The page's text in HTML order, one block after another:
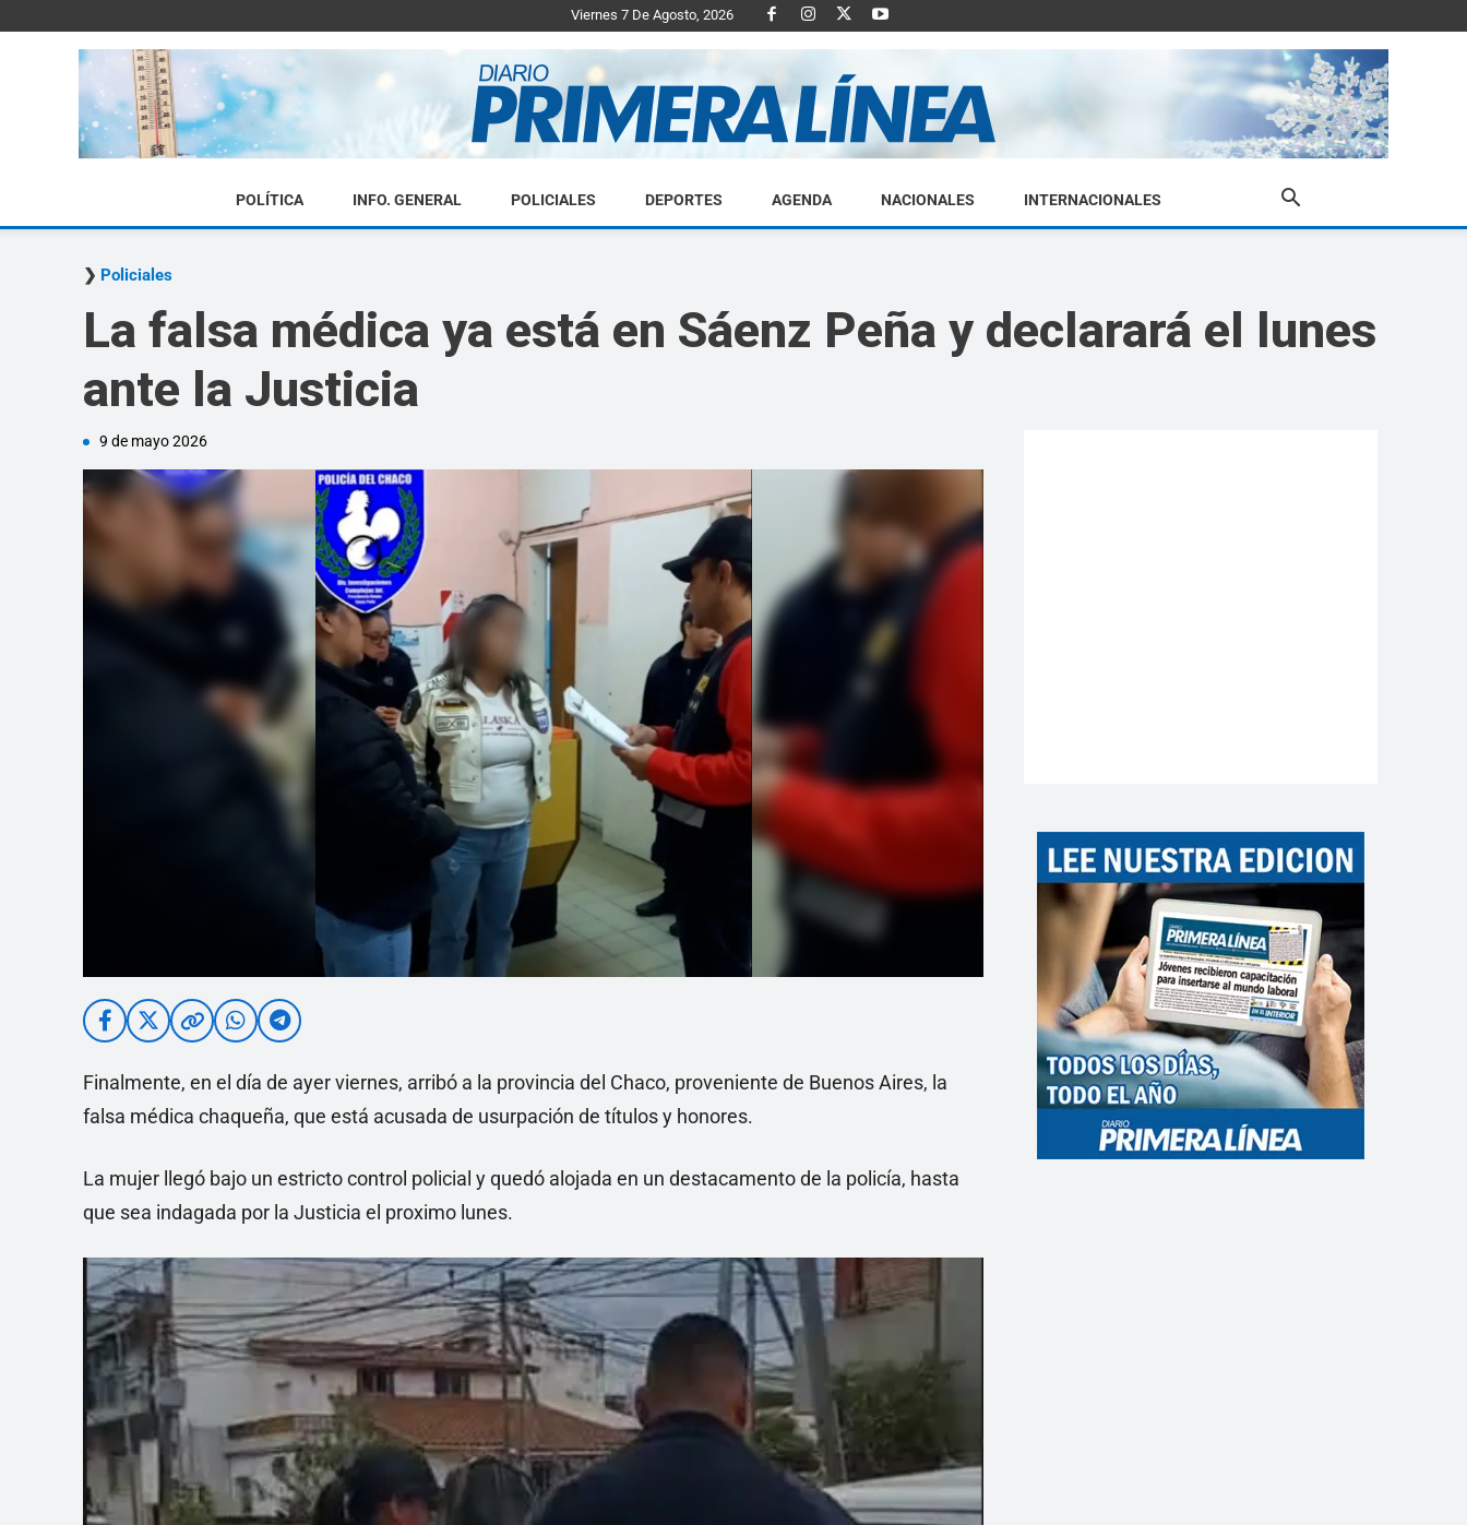
Viernes 7 De Agosto, 2026
Diario
Linea
POLÍTICA INFO. GENERAL POLICIALES DEPORTES AGENDA NACIONALES INTERNACIONALES
Policiales
La falsa médica ya está en Sáenz Peña y declarará el lunes
ante la Justicia
9 de mayo 2026
Finalmente, en el día de ayer viernes, arribó a la provincia del Chaco, proveniente de Buenos Aires, la
falsa médica chaqueña, que está acusada de usurpación de títulos y honores.
La mujer llegó bajo un estricto control policial y quedó alojada en un destacamento de la policía, hasta
que sea indagada por la Justicia el proximo lunes.